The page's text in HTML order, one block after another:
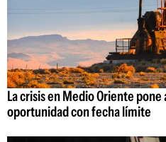
La crisis en Medio Oriente
oportunidad con fecha límite